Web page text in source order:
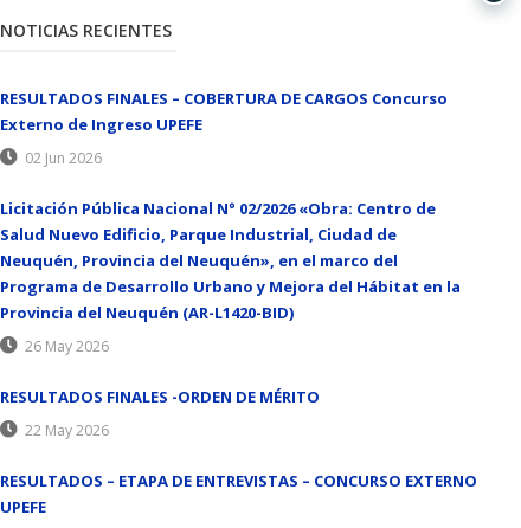
NOTICIAS RECIENTES
RESULTADOS FINALES – COBERTURA DE CARGOS Concurso
Externo de Ingreso UPEFE
02 Jun 2026
Licitación Pública Nacional N° 02/2026 «Obra: Centro de
Salud Nuevo Edificio, Parque Industrial, Ciudad de
Neuquén, Provincia del Neuquén», en el marco del
Programa de Desarrollo Urbano y Mejora del Hábitat en la
Provincia del Neuquén (AR-L1420-BID)
26 May 2026
RESULTADOS FINALES -ORDEN DE MÉRITO
22 May 2026
RESULTADOS – ETAPA DE ENTREVISTAS – CONCURSO EXTERNO
UPEFE